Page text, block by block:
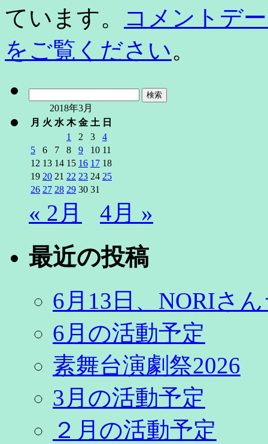
ています。
コメントデ
をご覧ください。
2018年3月
月 火 水 木 金 土 日
1
2 3
4
5
6 7 8 9 10 11
12 13 14 15 16 17 18
19 20 21 22 23 24 25
26 27 28 29 30 31
« 2月 4月 »
最近の投稿
6月13日、NORIさ
6月の活動予定
素舞台演劇祭2026
3月の活動予定
２月の活動予定